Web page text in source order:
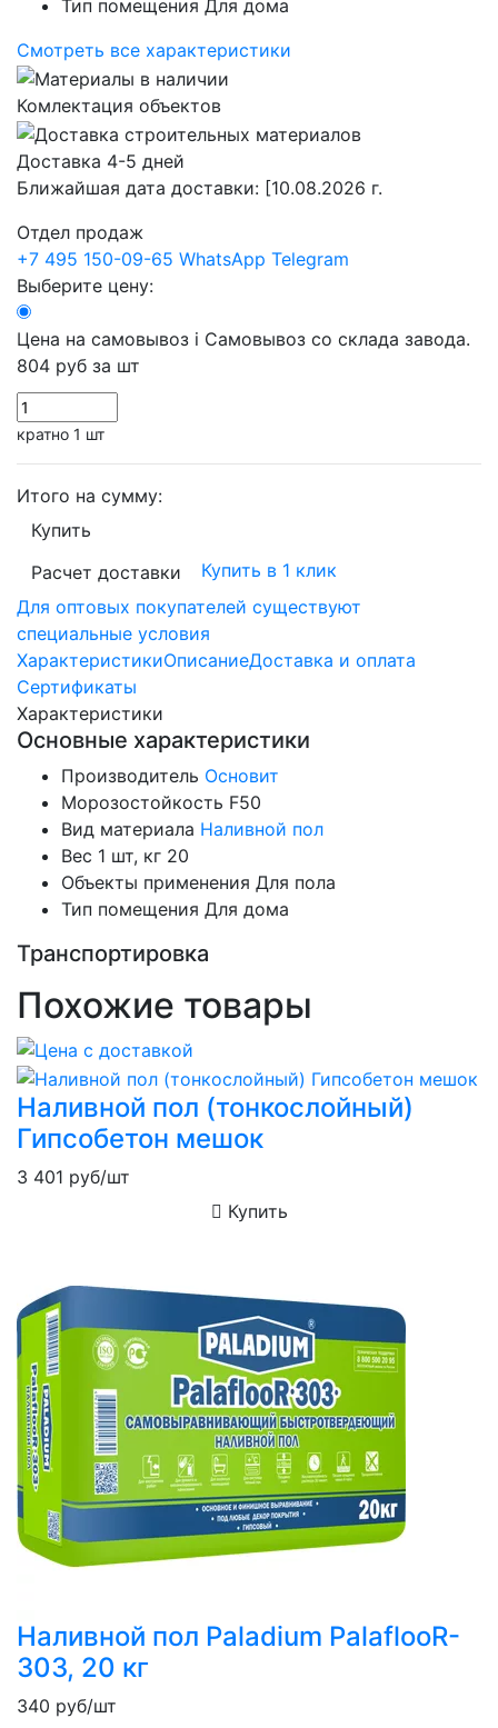
Тип помещения Для дома
Смотреть все характеристики
Комлектация объектов
Доставка 4-5 дней
Ближайшая дата доставки: [10.08.2026 г.
Отдел продаж
+7 495 150-09-65 WhatsApp Telegram
Выберите цену:
Цена на самовывоз i Самовывоз со склада завода.
804 руб за шт
кратно 1 шт
Итого на сумму:
Купить
Расчет доставки
Купить в 1 клик
Для оптовых покупателей существуют
специальные условия
ХарактеристикиОписаниеДоставка и оплата
Сертификаты
Характеристики
Основные характеристики
Производитель Основит
Морозостойкость F50
Вид материала Наливной пол
Вес 1 шт, кг 20
Объекты применения Для пола
Тип помещения Для дома
Транспортировка
Похожие товары
Наливной пол (тонкослойный)
Гипсобетон мешок
3 401 руб/шт
Купить
Наливной пол Paladium PalaflooR-
303, 20 кг
340 руб/шт